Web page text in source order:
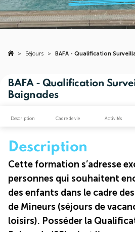
> Séjours > BAFA - Qualification
BAFA - Qualification
Baignades
Description Cadre de vie Activités
Description
Cette formation s’adresse
personnes qui souhaitent
des enfants dans le cadre
de Mineurs (séjours de
loisirs). Posséder la